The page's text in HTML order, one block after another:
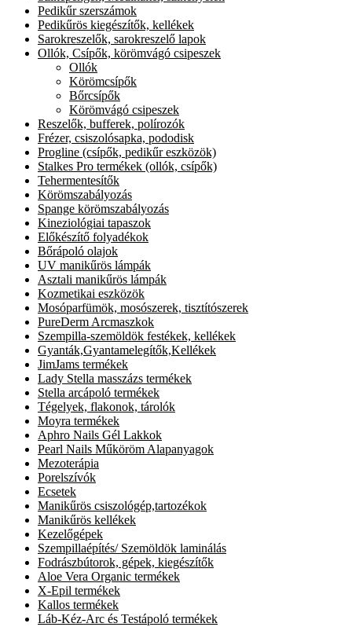
Pedikűr szerszámok
Pedikűrös kiegészítők, kellékek
Sarokreszelők, sarokreszelő lapok
Ollók, Csípők, körömvágó csipeszek
Ollók
Körömcsípők
Bőrcsípők
Körömvágó csipeszek
Reszelők, bufferek, polírozók
Frézer, csiszolósapka, pododisk
Progline (csípők, pedikűr eszközök)
Stalkes Pro termékek (ollók, csípők)
Tehermentesítők
Körömszabályozás
Spange körömszabályozás
Kineziológiai tapaszok
Előkészítő folyadékok
Bőrápoló olajok
UV manikűrös lámpák
Asztali manikűrös lámpák
Kozmetikai eszközök
Mosóparfümök, mosószerek, tisztítószerek
PureDerm Arcmaszkok
Szempilla-szemöldök festékek, kellékek
Gyanták,Gyantamelegítők,Kellékek
JimJams termékek
Lady Stella masszázs termékek
Stella arcápoló termékek
Tégelyek, flakonok, tárolók
Moyra termékek
Aphro Nails Gél Lakkok
Pearl Nails Műköröm Alapanyagok
Mezoterápia
Porelszívók
Ecsetek
Manikűrös csiszológép,tartozékok
Manikűrös kellékek
Kezelőgépek
Szempillaépítés/ Szemöldök laminálás
Fodrászbútorok, gépek, kiegészítők
Aloe Vera Organic termékek
X-Epil termékek
Kallos termékek
Láb-Kéz-Arc és Testápoló termékek